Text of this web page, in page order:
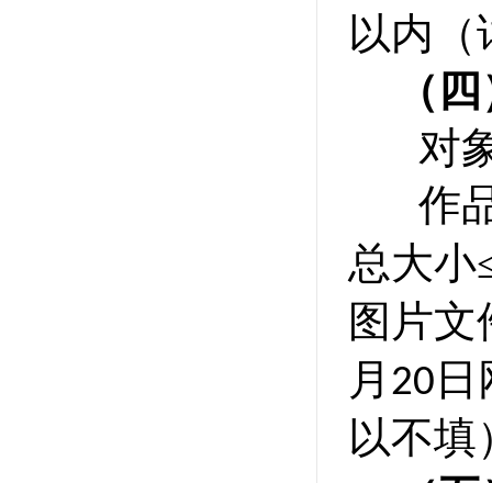
以内（
（
对
作
总大小
图片文
月 20
以不填